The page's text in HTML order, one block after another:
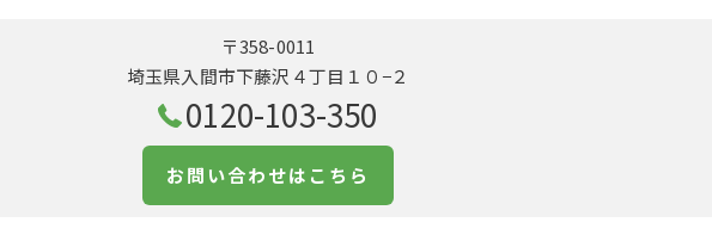
〒358-0011
埼玉県入間市下藤沢４丁目１０−２
0120-103-350
お問い合わせはこちら